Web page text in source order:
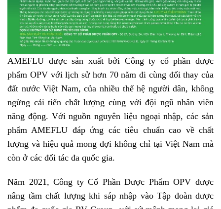
AMEFLU được sản xuất bởi Công ty cổ phần dược
phẩm OPV với lịch sử hơn 70 năm đi cùng đổi thay của
đất nước Việt Nam, của nhiều thế hệ người dân, không
ngừng cải tiến chất lượng cùng với đội ngũ nhân viên
năng động. Với nguồn nguyên liệu ngoại nhập, các sản
phẩm AMEFLU đáp ứng các tiêu chuẩn cao về chất
lượng và hiệu quả mong đợi không chỉ tại Việt Nam mà
còn ở các đối tác đa quốc gia.
Năm 2021, Công ty Cổ Phần Dược Phẩm OPV được
nâng tầm chất lượng khi sáp nhập vào Tập đoàn dược